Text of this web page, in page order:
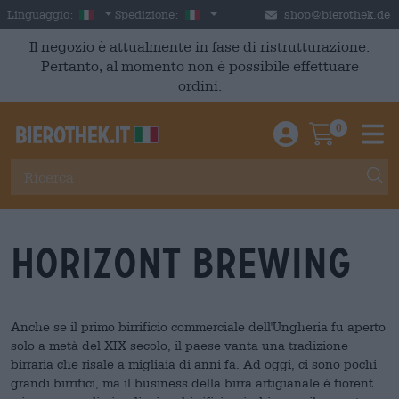
Skip to main content
Linguaggio: Italian
Spedizione: Italia shop@bierothek.de
Il negozio è attualmente in fase di ristrutturazione.
Pertanto, al momento non è possibile effettuare
ordini.
Einloggen /
0
Horizont Brewing
Anche se il primo birrificio commerciale dell'Ungheria fu aperto
solo a metà del XIX secolo, il paese vanta una tradizione
birraria che risale a migliaia di anni fa. Ad oggi, ci sono pochi
grandi birrifici, ma il business della birra artigianale è fiorente